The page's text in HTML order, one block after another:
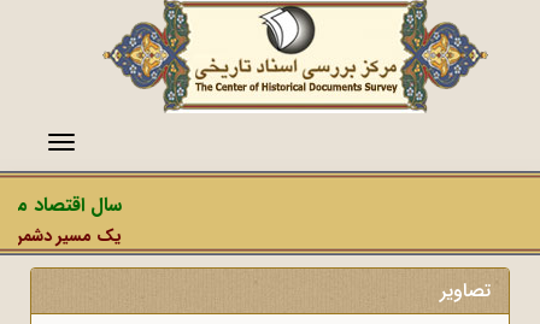
منو
سال اقتصاد
یک مسیر دشمن،
تصاویر